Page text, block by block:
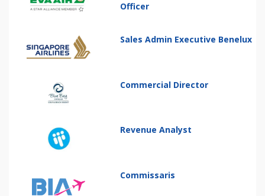
Officer
Sales Admin Executive Benelux
Commercial Director
Revenue Analyst
Commissaris